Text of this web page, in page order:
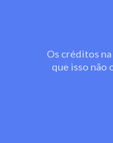
Os créditos
que isso não